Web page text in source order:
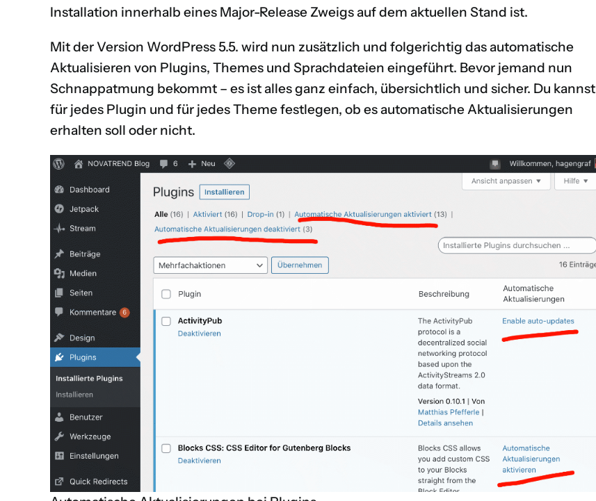
Installation innerhalb eines Major-Release Zweigs auf dem aktuellen Stand ist.
Mit der Version WordPress 5.5. wird nun zusätzlich und folgerichtig das automatische
Aktualisieren von Plugins, Themes und Sprachdateien eingeführt. Bevor jemand nun
Schnappatmung bekommt – es ist alles ganz einfach, übersichtlich und sicher. Du kannst
für jedes Plugin und für jedes Theme festlegen, ob es automatische Aktualisierungen
erhalten soll oder nicht.